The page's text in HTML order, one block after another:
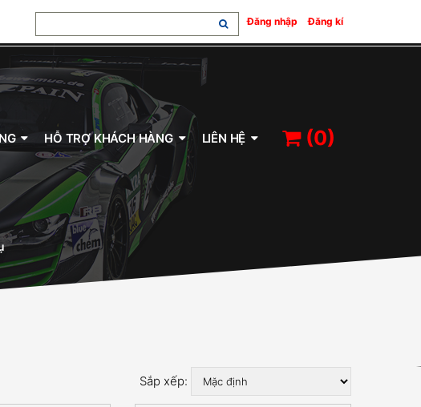
5W-30, 0W-20, 5W-40, 10W-40bluechem, PROTEC, vệ sinh kim phun, vệ
Đăng nhập /Đăng kí
HỖ TRỢ KHÁCH HÀNG LIÊN HỆ (0)
Sắp xếp: